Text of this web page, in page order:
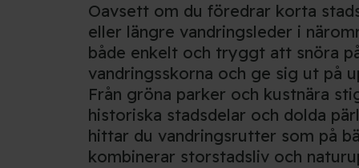
Oavsett om du föredrar korta
eller längre vandringsleder i
både enkelt och tryggt att snöra
vandringsskorna och ge sig ut på
Från gröna parker och kustnära
historiska stadsdelar och dolda
hittar du vandringsrutter som på
kombinerar storstadsliv och